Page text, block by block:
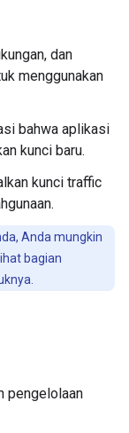
dan
menggunakan
bahwa aplikasi
kunci baru.
kunci traffic
Anda mungkin
bagian
pengelolaan